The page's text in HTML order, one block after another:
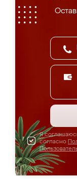
Я
согласно